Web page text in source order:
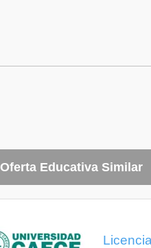
Oferta Educativa Similar